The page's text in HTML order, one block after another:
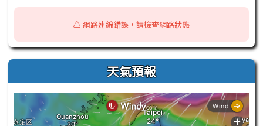
⚠️ 網路連線錯誤，請檢查網路狀態
天氣預報